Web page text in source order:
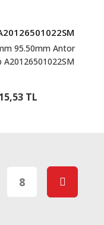
95.50mm Antor
A20126501022SM
TL
8